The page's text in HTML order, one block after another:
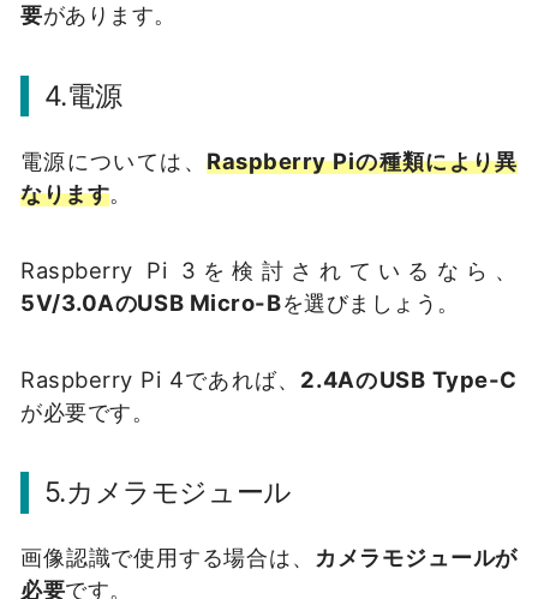
要があります。
4.電源
電源については、 Raspberry Piの種類により異
なります。
Raspberry Pi 3を検討されているなら、
5V/3.0AのUSB Micro-Bを選びましょう。
Raspberry Pi 4であれば、 2.4AのUSB Type-C
が必要です。
5.カメラモジュール
画像認識で使用する場合は、
カメラモジュールが
必要です。